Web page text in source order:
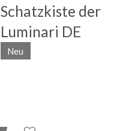
Schatzkiste der
Luminari DE
Neu